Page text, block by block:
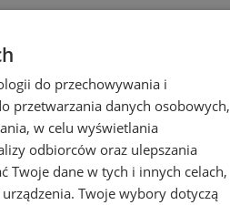
do przechowywania i
przetwarzania danych osobowych,
w celu wyświetlania
odbiorców oraz ulepszania
Twoje dane w tych i innych celach,
Twoje wybory dotyczą